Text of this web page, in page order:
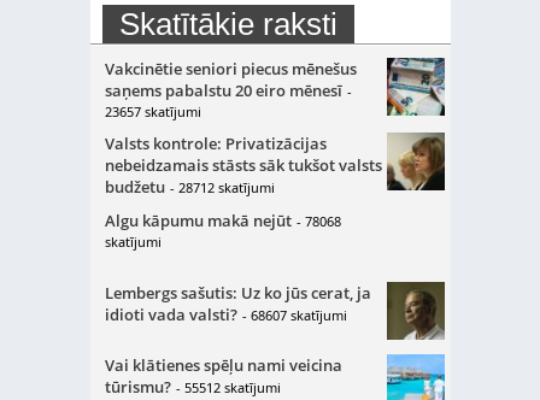
Skatītākie raksti
Vakcinētie seniori piecus mēnešus
saņems pabalstu 20 eiro mēnesī -
23657 skatījumi
Valsts kontrole: Privatizācijas
nebeidzamais stāsts sāk tukšot valsts
budžetu - 28712 skatījumi
Algu kāpumu makā nejūt - 78068
skatījumi
Lembergs sašutis: Uz ko jūs cerat, ja
idioti vada valsti? - 68607 skatījumi
Vai klātienes spēļu nami veicina
tūrismu? - 55512 skatījumi